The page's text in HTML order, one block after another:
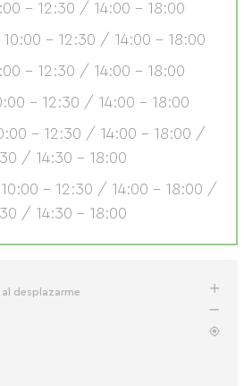
desplazarme
- 12:30 / 14:00 - 18:00
10:00 - 12:30 / 14:00 - 18:00
- 12:30 / 14:00 - 18:00
- 12:30 / 14:00 - 18:00
- 12:30 / 14:00 - 18:00 /
/ 14:30 - 18:00
10:00 - 12:30 / 14:00 - 18:00 /
/ 14:30 - 18:00